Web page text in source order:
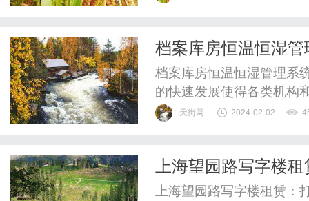
作、喜剧还是历史剧，都
档案库房恒温恒湿
档案库房恒温恒湿管理系
的快速发展使得各类机构
于有着大量档案资料的库
湿管理系统的基本功能
天街网 2024-02-02
上海望园路写字楼
上海望园路写字楼租赁